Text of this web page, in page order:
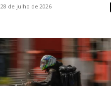
28 de julho de 2026